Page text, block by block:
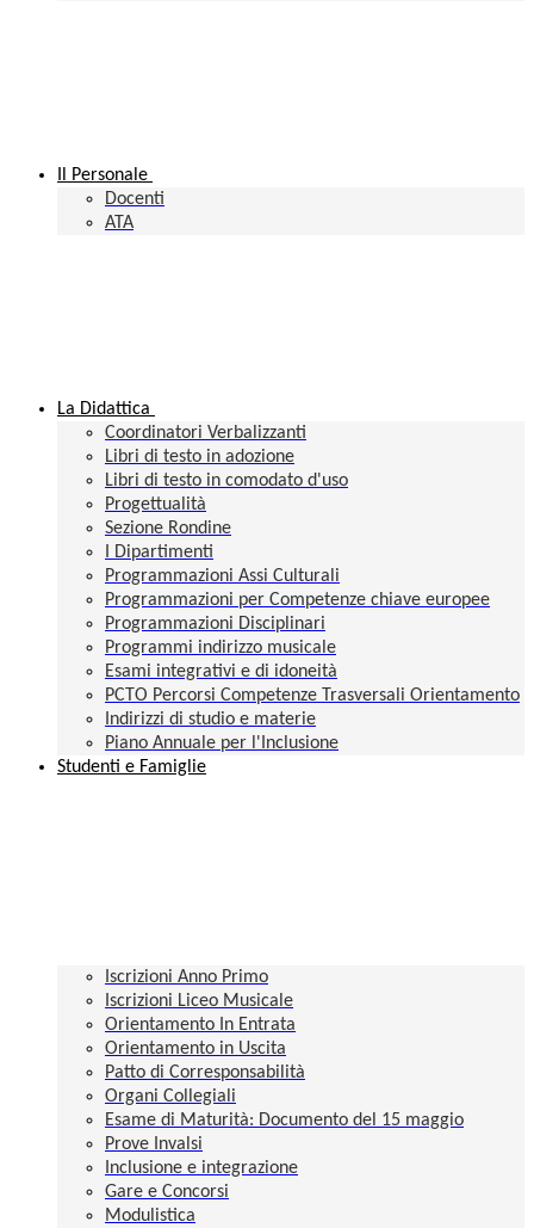
Il Personale
Docenti
ATA
La Didattica
Coordinatori Verbalizzanti
Libri di testo in adozione
Libri di testo in comodato d'uso
Progettualità
Sezione Rondine
I Dipartimenti
Programmazioni Assi Culturali
Programmazioni per Competenze chiave europee
Programmazioni Disciplinari
Programmi indirizzo musicale
Esami integrativi e di idoneità
PCTO Percorsi Competenze Trasversali Orientamento
Indirizzi di studio e materie
Piano Annuale per l'Inclusione
Studenti e Famiglie
Iscrizioni Anno Primo
Iscrizioni Liceo Musicale
Orientamento In Entrata
Orientamento in Uscita
Patto di Corresponsabilità
Organi Collegiali
Esame di Maturità: Documento del 15 maggio
Prove Invalsi
Inclusione e integrazione
Gare e Concorsi
Modulistica